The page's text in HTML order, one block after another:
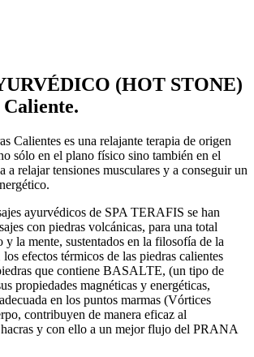
(HOT STONE)
Calientes es una relajante terapia de origen
sólo en el plano físico sino también en el
a relajar tensiones musculares y a conseguir un
ayurvédicos de SPA TERAFIS se han
con piedras volcánicas, para una total
y la mente, sustentados en la filosofía de la
efectos térmicos de las piedras calientes
que contiene BASALTE, (un tipo de
propiedades magnéticas y energéticas,
en los puntos marmas (Vórtices
contribuyen de manera eficaz al
y con ello a un mejor flujo del PRANA